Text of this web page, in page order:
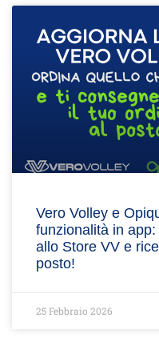
Vero Volley e
funzionalità in
allo Store VV e
posto!
25 Febbraio 2026